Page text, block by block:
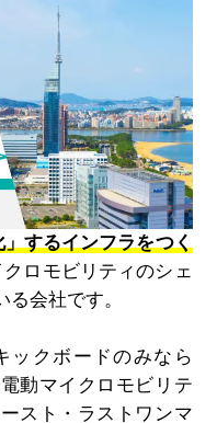
するインフラをつく
ロモビリティのシェ
会社です。
ックボードのみなら
動マイクロモビリテ
スト・ラストワンマ